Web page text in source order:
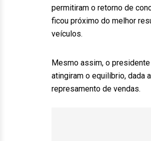
permitiram o retorno de
ficou próximo do melhor
veículos.
Mesmo assim, o
atingiram o equilíbrio, dada
represamento de vendas.